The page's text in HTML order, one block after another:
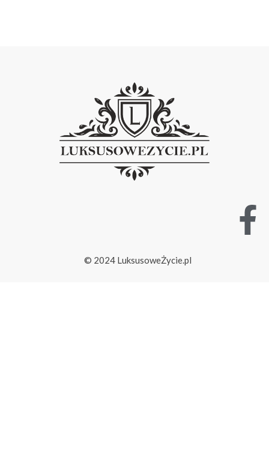
© 2024 LuksusoweŻycie.pl